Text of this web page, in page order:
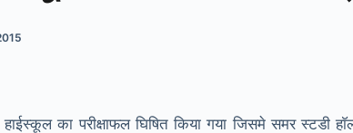
हाईस्कूल का परीक्षाफल घिषित किया गया जिसमे समर स्टडी